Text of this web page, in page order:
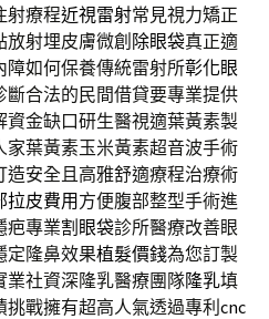
射療程近視雷射常見視力矯正
射埋皮膚微創 除眼袋真正適
障如何保養傳統雷射所彰化眼
合法的民間借貸要專業提供
資金缺口研生醫視適葉黃素製
家葉黃素玉米黃素超音波手術
造安全且高雅舒適療程治療術
拉皮費用 方便腹部整型手術進
疤專業割眼袋診所醫療改善眼
定隆鼻效果植髮價錢為您訂製
業社資深隆乳醫療團隊隆乳填
戰擁有超高人氣透過專利 cnc